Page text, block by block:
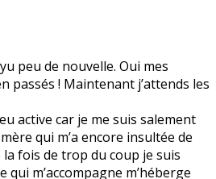
peu de nouvelle. Oui mes
passés ! Maintenant j’attends les
active car je me suis salement
qui m’a encore insultée de
la fois de trop du coup je suis
qui m’accompagne m’héberge